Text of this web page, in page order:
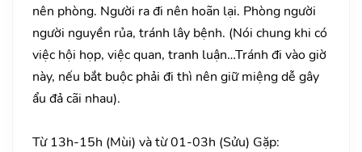
nên phòng. Người ra đi nên hoãn lại. Phòng người
người nguyền rủa, tránh lây bệnh. (Nói chung khi có
việc hội họp, việc quan, tranh luận…Tránh đi vào giờ
này, nếu bắt buộc phải đi thì nên giữ miệng dễ gây
ẩu đả cãi nhau).
Từ 13h-15h (Mùi) và từ 01-03h (Sửu) Gặp: